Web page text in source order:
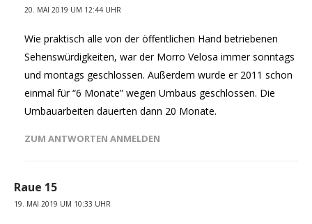
20. MAI 2019 UM 12:44 UHR
Wie praktisch alle von der öffentlichen Hand betriebenen
Sehenswürdigkeiten, war der Morro Velosa immer sonntags
und montags geschlossen. Außerdem wurde er 2011 schon
einmal für “6 Monate” wegen Umbaus geschlossen. Die
Umbauarbeiten dauerten dann 20 Monate.
ZUM ANTWORTEN ANMELDEN
Raue 15
19. MAI 2019 UM 10:33 UHR